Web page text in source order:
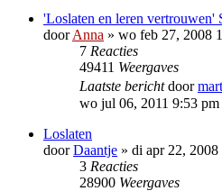
'Loslaten en leren vertrouwen'
doorAnna » wo feb 27, 2008
7 Reacties
49411 Weergaves
Laatste berichtdoormart
wo jul 06, 2011 9:53 pm
Loslaten
doorDaantje » di apr 22, 2008
3 Reacties
28900 Weergaves